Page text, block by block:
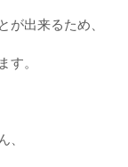
が出来るため、
す。
、